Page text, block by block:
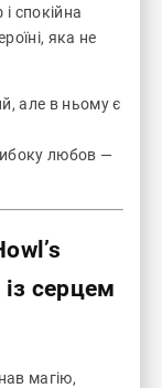
спокійна
яка не
але в ньому є
любов —
серцем
магію,